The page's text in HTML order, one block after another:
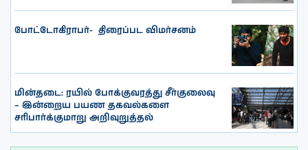
போட்டோகிராபர்- ‌ திரைப்பட விமர்சனம்
மின்தடை: ரயில் போக்குவரத்து சீர்குலைவு
– இன்றைய பயண தகவல்களை
சரிபார்க்குமாறு அறிவுறுத்தல்